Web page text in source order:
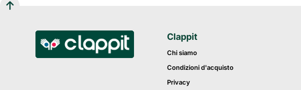
Clappit
Chi siamo
Condizioni d'acquisto
Privacy